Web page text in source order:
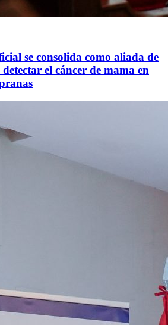
se consolida como aliada de
el cáncer de mama en